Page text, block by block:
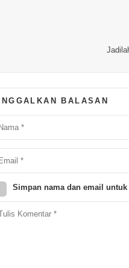
BALASAN
Simpan nama dan email